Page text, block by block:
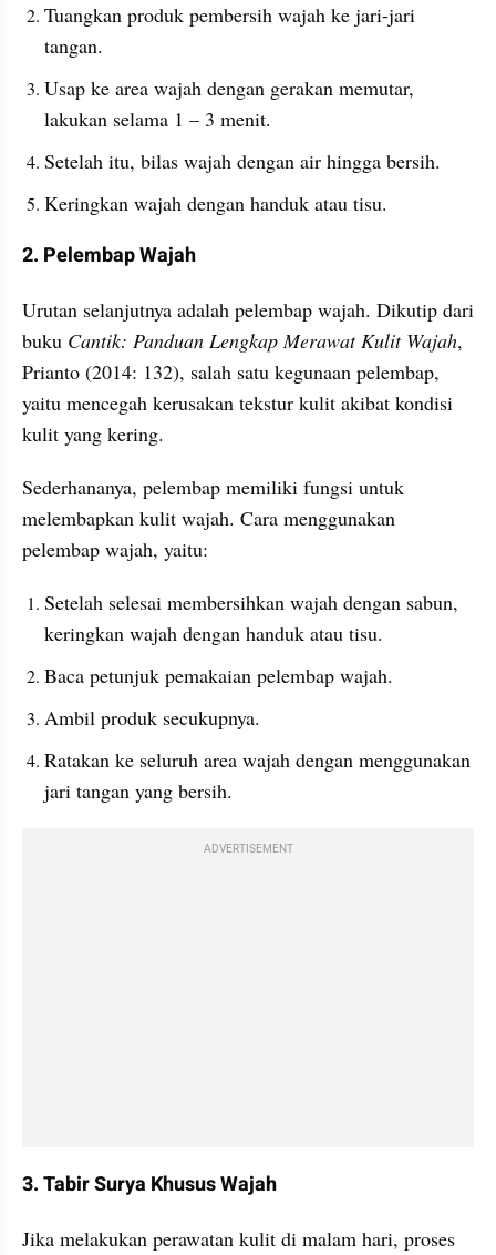
Tuangkan produk pembersih wajah ke jari-jari
tangan.
Usap ke area wajah dengan gerakan memutar,
lakukan selama 1 – 3 menit.
Setelah itu, bilas wajah dengan air hingga bersih.
Keringkan wajah dengan handuk atau tisu.
2. Pelembap Wajah
Urutan selanjutnya adalah pelembap wajah. Dikutip dari
buku Cantik: Panduan Lengkap Merawat Kulit Wajah,
Prianto (2014: 132), salah satu kegunaan pelembap,
yaitu mencegah kerusakan tekstur kulit akibat kondisi
kulit yang kering.
Sederhananya, pelembap memiliki fungsi untuk
melembapkan kulit wajah. Cara menggunakan
pelembap wajah, yaitu:
Setelah selesai membersihkan wajah dengan sabun,
keringkan wajah dengan handuk atau tisu.
Baca petunjuk pemakaian pelembap wajah.
Ambil produk secukupnya.
Ratakan ke seluruh area wajah dengan menggunakan
jari tangan yang bersih.
ADVERTISEMENT
3. Tabir Surya Khusus Wajah
Jika melakukan perawatan kulit di malam hari, proses